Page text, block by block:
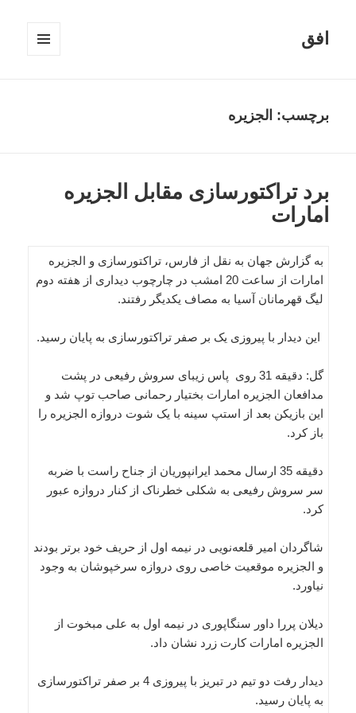
افق
برچسب: الجزیره
برد تراکتورسازی مقابل الجزیره
امارات
به گزارش جهان به نقل از فارس، تراکتورسازی و الجزیره
امارات از ساعت 20 امشب در چارچوب دیداری از هفته دوم
لیگ قهرمانان آسیا به مصاف یکدیگر رفتند.
این دیدار با پیروزی یک بر صفر تراکتورسازی به پایان رسید.
گل: دقیقه 31 روی پاس زیبای سروش رفیعی در پشت
مدافعان الجزیره امارات بختیار رحمانی صاحب توپ شد و
این بازیکن بعد از استپ سینه با یک شوت دروازه الجزیره را
باز کرد.
دقیقه 35 ارسال محمد ایرانپوریان از جناح راست با ضربه
سر سروش رفیعی به شکلی خطرناک از کنار دروازه عبور
کرد.
شاگردان امیر قلعه‌نویی در نیمه اول از حریف خود برتر بودند
و الجزیره موقعیت خاصی روی دروازه سرخپوشان به وجود
نیاورد.
دیلان پررا داور سنگاپوری در نیمه اول به علی مبخوت از
الجزیره امارات کارت زرد نشان داد.
دیدار رفت دو تیم در تبریز با پیروزی 4 بر صفر تراکتورسازی
به پایان رسید.